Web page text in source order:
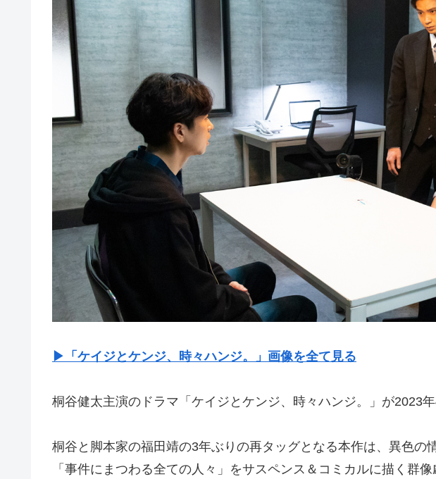
▶︎「ケイジとケンジ、時々ハンジ。」画像を全て見る
桐谷健太主演のドラマ「ケイジとケンジ、時々ハンジ。」が2023年
桐谷と脚本家の福田靖の3年ぶりの再タッグとなる本作は、異色の
「事件にまつわる全ての人々」をサスペンス＆コミカルに描く群